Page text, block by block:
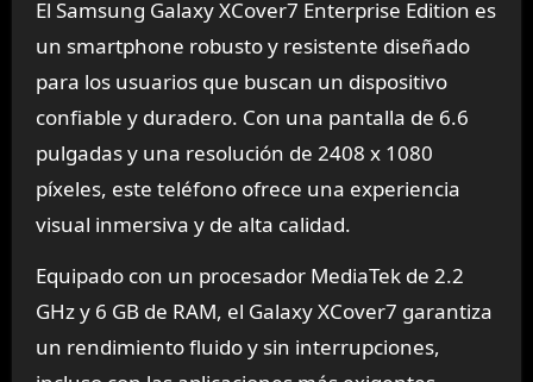
El Samsung Galaxy XCover7 Enterprise Edition es
un smartphone robusto y resistente diseñado
para los usuarios que buscan un dispositivo
confiable y duradero. Con una pantalla de 6.6
pulgadas y una resolución de 2408 x 1080
píxeles, este teléfono ofrece una experiencia
visual inmersiva y de alta calidad.
Equipado con un procesador MediaTek de 2.2
GHz y 6 GB de RAM, el Galaxy XCover7 garantiza
un rendimiento fluido y sin interrupciones,